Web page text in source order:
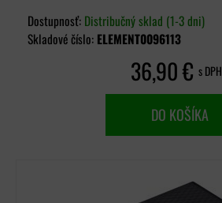
Dostupnosť: Distribučný sklad (1-3 dni)
Skladové číslo: ELEMENT0096113
36,90 € s DPH
DO KOŠÍKA